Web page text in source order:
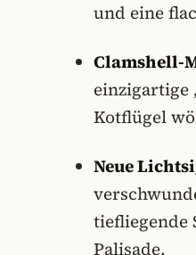
und eine
Clamshell-
einzigartige
Kotflügel
Neue
tiefliegende
Palisade.